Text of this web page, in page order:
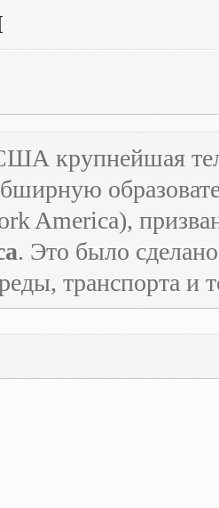
крупнейшая
America),
. Это было
транспорта и